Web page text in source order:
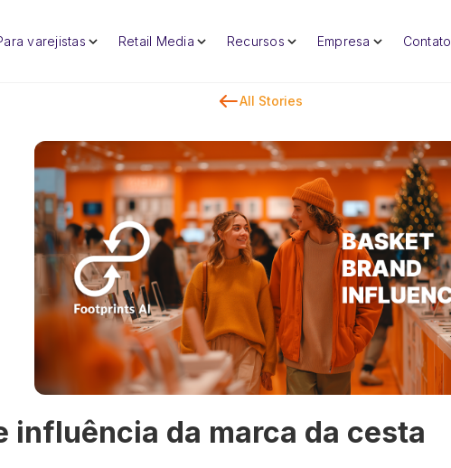
varejistas Retail Media Recursos Empresa Contato
All Stories
influência da marca da cesta